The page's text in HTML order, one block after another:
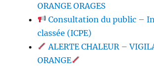
ORANGE ORAGES
Consultation du public –
classée (ICPE)
ALERTE CHALEUR –
ORANGE